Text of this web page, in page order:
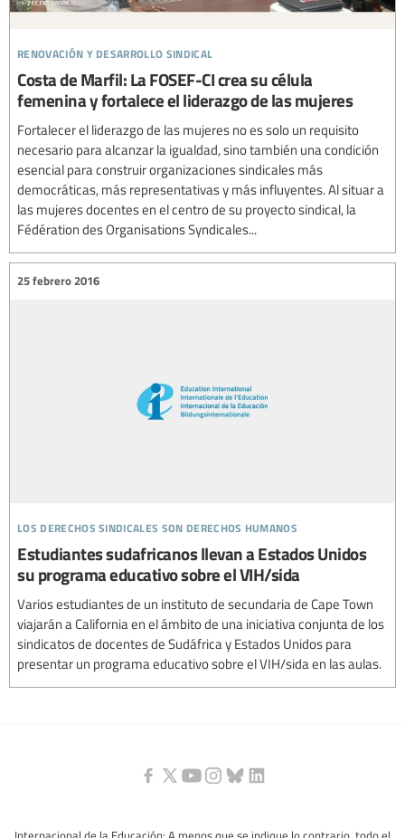
renovación y desarrollo sindical
Costa de Marfil: La FOSEF-CI crea su célula
femenina y fortalece el liderazgo de las mujeres
Fortalecer el liderazgo de las mujeres no es solo un requisito
necesario para alcanzar la igualdad, sino también una condición
esencial para construir organizaciones sindicales más
democráticas, más representativas y más influyentes. Al situar a
las mujeres docentes en el centro de su proyecto sindical, la
Fédération des Organisations Syndicales...
los derechos sindicales son derechos humanos
25 febrero 2016
Estudiantes sudafricanos llevan a Estados Unidos
su programa educativo sobre el VIH/sida
Varios estudiantes de un instituto de secundaria de Cape Town
viajarán a California en el ámbito de una iniciativa conjunta de los
sindicatos de docentes de Sudáfrica y Estados Unidos para
presentar un programa educativo sobre el VIH/sida en las aulas.